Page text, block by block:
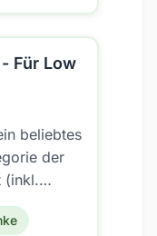
Für Low
beliebtes
der
(inkl.
für eine